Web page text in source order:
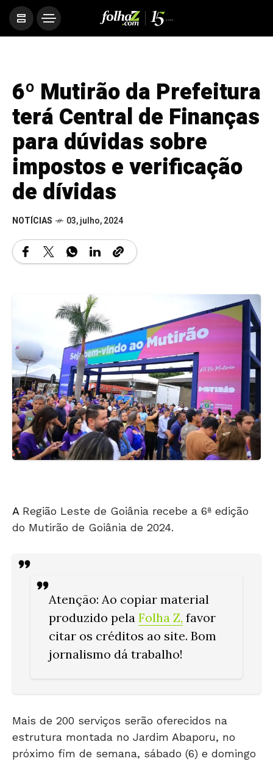
6º Mutirão da Prefeitura
terá Central de Finanças
para dúvidas sobre
impostos e verificação
de dívidas
NOTÍCIAS 03, julho, 2024
A Região Leste de Goiânia recebe a 6ª edição
do Mutirão de Goiânia de 2024.
Atenção: Ao copiar material
produzido pela Folha Z, favor
citar os créditos ao site. Bom
jornalismo dá trabalho!
Mais de 200 serviços serão oferecidos na
estrutura montada no Jardim Abaporu, no
próximo fim de semana, sábado (6) e domingo